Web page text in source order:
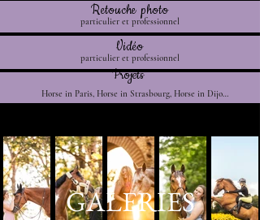
Retouche photo
particulier et professionnel
Vidéo
particulier et professionnel
Horse in Paris, Horse in Strasbourg, Horse in Dijon...
Projets
GALERIES